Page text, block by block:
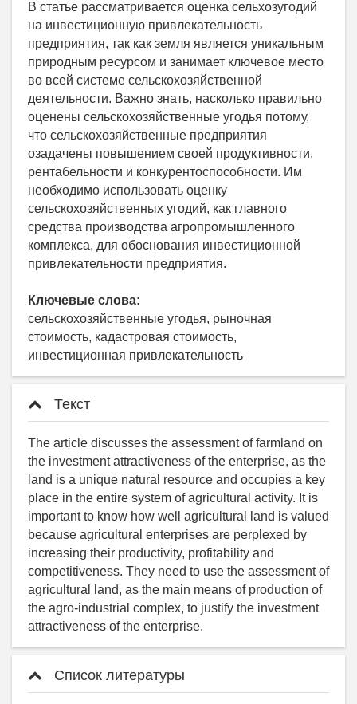
В статье рассматривается оценка сельхозугодий
на инвестиционную привлекательность
предприятия, так как земля является уникальным
природным ресурсом и занимает ключевое место
во всей системе сельскохозяйственной
деятельности. Важно знать, насколько правильно
оценены сельскохозяйственные угодья потому,
что сельскохозяйственные предприятия
озадачены повышением своей продуктивности,
рентабельности и конкурентоспособности. Им
необходимо использовать оценку
сельскохозяйственных угодий, как главного
средства производства агропромышленного
комплекса, для обоснования инвестиционной
привлекательности предприятия.
Ключевые слова:
сельскохозяйственные угодья, рыночная
стоимость, кадастровая стоимость,
инвестиционная привлекательность
Текст
The article discusses the assessment of farmland on
the investment attractiveness of the enterprise, as the
land is a unique natural resource and occupies a key
place in the entire system of agricultural activity. It is
important to know how well agricultural land is valued
because agricultural enterprises are perplexed by
increasing their productivity, profitability and
competitiveness. They need to use the assessment of
agricultural land, as the main means of production of
the agro-industrial complex, to justify the investment
attractiveness of the enterprise.
Список литературы